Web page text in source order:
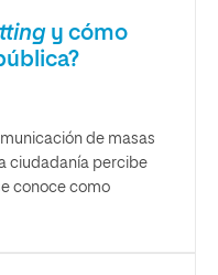
y cómo
de masas
ciudadanía percibe
conoce como